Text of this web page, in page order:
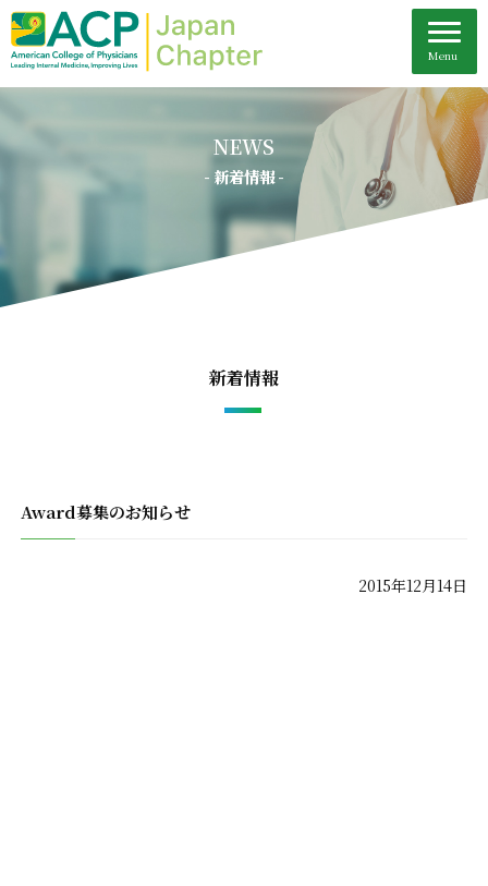
NEWS
- 新着情報 -
新着情報
Award募集のお知らせ
2015年12月14日